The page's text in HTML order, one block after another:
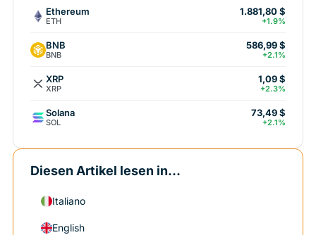
Ethereum
ETH
1.881,80 $
+1.9%
BNB
BNB
586,99 $
+2.1%
XRP
XRP
1,09 $
+2.3%
Solana
SOL
73,49 $
+2.1%
Diesen Artikel lesen in...
Italiano
English